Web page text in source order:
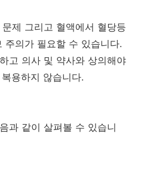
제 그리고 혈액에서 혈당등
주의가 필요할 수 있습니다.
고 의사 및 약사와 상의해야
용하지 않습니다.
과 같이 살펴볼 수 있습니